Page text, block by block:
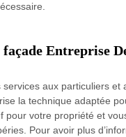
Entreprise
aux particuliers
la technique adaptée
votre propriété et
Pour avoir plus